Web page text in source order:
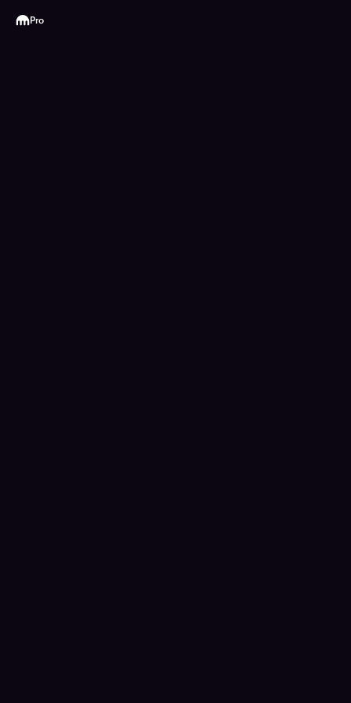
Kraken
Pro